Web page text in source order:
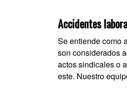
Accidentes
Se entiende como
son considerados
actos sindicales o
este. Nuestro